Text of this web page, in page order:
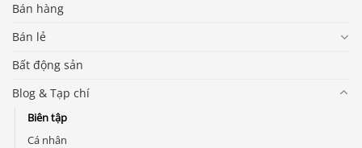
Bán hàng
Bán lẻ
Bất động sản
Blog & Tạp chí
Biên tập
Cá nhân